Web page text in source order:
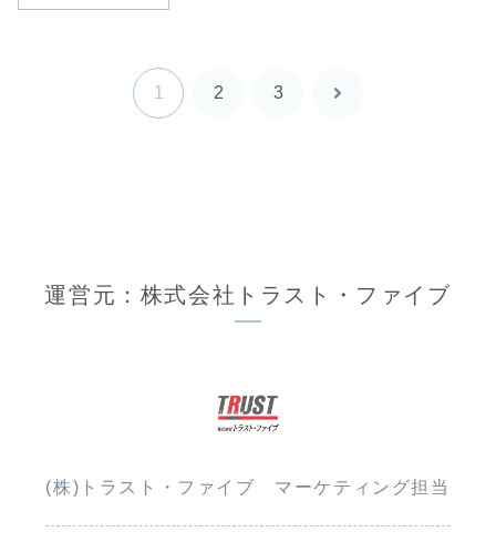
1 2 3
次
運営元：株式会社トラスト・ファイブ
(株)トラスト・ファイブ マーケティング担当